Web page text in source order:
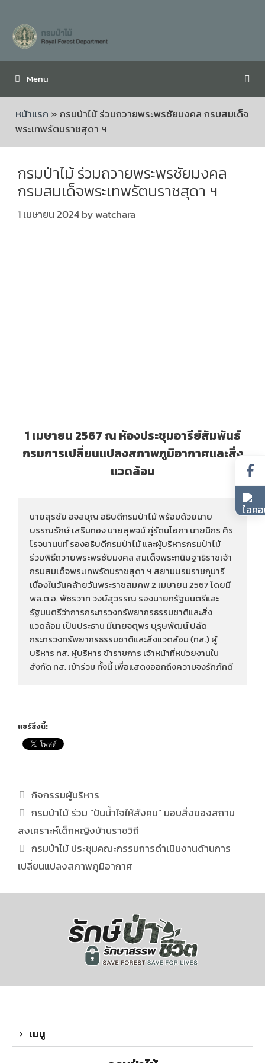
Menu
หน้าแรก »กรมป่าไม้ ร่วมถวายพระพรชัยมงคล กรมสมเด็จ
พระเทพรัตนราชสุดา ฯ
กรมป่าไม้ ร่วมถวายพระพรชัยมงคล
กรมสมเด็จพระเทพรัตนราชสุดา ฯ
1 เมษายน 2024bywatchara
1 เมษายน 2567 ณ ห้องประชุมอารีย์สัมพันธ์
กรมการเปลี่ยนแปลงสภาพภูมิอากาศและสิ่ง
แวดล้อม
นายสุรชัย อจลบุญ อธิบดีกรมป่าไม้ พร้อมด้วยนาย
บรรณรักษ์ เสริมทอง นายสุพจน์ ภู่รัตนโอภา นายนิกร ศิร
โรจนานนท์ รองอธิบดีกรมป่าไม้ และผู้บริหารกรมป่าไม้
ร่วมพิธีถวายพระพรชัยมงคล สมเด็จพระกนิษฐาธิราชเจ้า
กรมสมเด็จพระเทพรัตนราชสุดา ฯ สยามบรมราชกุมารี
เนื่องในวันคล้ายวันพระราชสมภพ 2 เมษายน 2567 โดยมี
พล.ต.อ. พัชรวาท วงษ์สุวรรณ รองนายกรัฐมนตรีและ
รัฐมนตรีว่าการกระทรวงทรัพยากรธรรมชาติและสิ่ง
แวดล้อม เป็นประธาน มีนายจตุพร บุรุษพัฒน์ ปลัด
กระทรวงทรัพยากรธรรมชาติและสิ่งแวดล้อม (ทส.) ผู้
บริหาร ทส. ผู้บริหาร ข้าราชการ เจ้าหน้าที่หน่วยงานใน
สังกัด ทส. เข้าร่วม ทั้งนี้ เพื่อแสดงออกถึงความจงรักภักดี
แชร์สิ่งนี้:
กิจกรรมผู้บริหาร
กรมป่าไม้ ร่วม “ปันน้ำใจให้สังคม” มอบสิ่งของสถาน
สงเคราะห์เด็กหญิงบ้านราชวิถี
กรมป่าไม้ ประชุมคณะกรรมการดำเนินงานด้านการ
เปลี่ยนแปลงสภาพภูมิอากาศ
เมนู